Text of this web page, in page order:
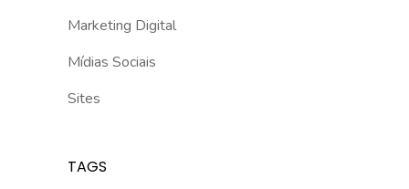
Marketing Digital
Mídias Sociais
Sites
TAGS